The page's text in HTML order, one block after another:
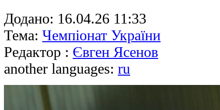
Додано: 16.04.26 11:33
Тема: Чемпіонат України
Редактор : Євген Ясенов
another languages: ru